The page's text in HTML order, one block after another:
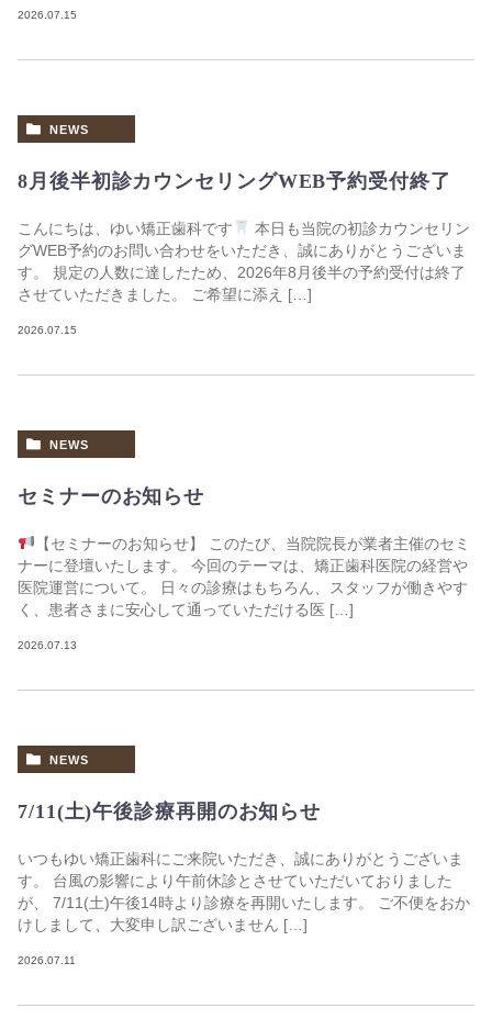
2026.07.15
NEWS
8月後半初診カウンセリングWEB予約受付終了
こんにちは、ゆい矯正歯科です
本日も当院の初診カウンセリン
グWEB予約のお問い合わせをいただき、誠にありがとうございま
す。 規定の人数に達したため、2026年8月後半の予約受付は終了
させていただきました。 ご希望に添え […]
2026.07.15
NEWS
セミナーのお知らせ
【セミナーのお知らせ】 このたび、当院院長が業者主催のセミ
ナーに登壇いたします。 今回のテーマは、矯正歯科医院の経営や
医院運営について。 日々の診療はもちろん、スタッフが働きやす
く、患者さまに安心して通っていただける医 […]
2026.07.13
NEWS
7/11(土)午後診療再開のお知らせ
いつもゆい矯正歯科にご来院いただき、誠にありがとうございま
す。 台風の影響により午前休診とさせていただいておりました
が、 7/11(土)午後14時より診療を再開いたします。 ご不便をおか
けしまして、大変申し訳ございません […]
2026.07.11